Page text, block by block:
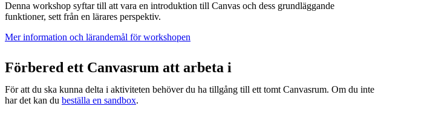
Denna workshop syftar till att vara en introduktion till Canvas och dess grundläggande
funktioner, sett från en lärares perspektiv.
Mer information och lärandemål för workshopen
Förbered ett Canvasrum att arbeta i
För att du ska kunna delta i aktiviteten behöver du ha tillgång till ett tomt Canvasrum. Om du inte
har det kan du beställa en sandbox.